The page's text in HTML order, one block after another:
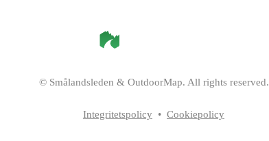
© Smålandsleden & OutdoorMap. All rights reserved.
Integritetspolicy • Cookiepolicy